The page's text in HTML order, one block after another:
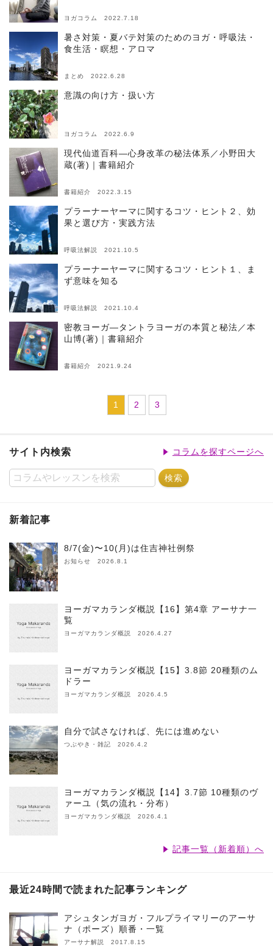
ヨガコラム 2022.7.18
暑さ対策・夏バテ対策のためのヨガ・呼吸法・
食生活・瞑想・アロマ
まとめ 2022.6.28
意識の向け方・扱い方
ヨガコラム 2022.6.9
現代仙道百科―心身改革の秘法体系／小野田大
蔵(著)｜書籍紹介
書籍紹介 2022.3.15
プラーナーヤーマに関するコツ・ヒント２、効
果と選び方・実践方法
呼吸法解説 2021.10.5
プラーナーヤーマに関するコツ・ヒント１、ま
ず意味を知る
呼吸法解説 2021.10.4
密教ヨーガ―タントラヨーガの本質と秘法／本
山博(著)｜書籍紹介
書籍紹介 2021.9.24
1 2 3
サイト内検索 コラムを探すページへ
新着記事
8/7(金)〜10(月)は住吉神社例祭
お知らせ 2026.8.1
ヨーガマカランダ概説【16】第4章 アーサナ一
覧
ヨーガマカランダ概説 2026.4.27
ヨーガマカランダ概説【15】3.8節 20種類のム
ドラー
ヨーガマカランダ概説 2026.4.5
自分で試さなければ、先には進めない
つぶやき・雑記 2026.4.2
ヨーガマカランダ概説【14】3.7節 10種類のヴ
ァーユ（気の流れ・分布）
ヨーガマカランダ概説 2026.4.1
記事一覧（新着順）へ
最近24時間で読まれた記事ランキング
アシュタンガヨガ・フルプライマリーのアーサ
ナ（ポーズ）順番・一覧
アーサナ解説 2017.8.15